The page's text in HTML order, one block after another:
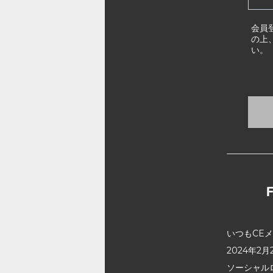
会員
の上
い。
いつもCE
2024年2月
ソーシャ